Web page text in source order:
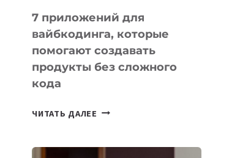
7 приложений для
вайбкодинга, которые
помогают создавать
продукты без сложного
кода
ЧИТАТЬ ДАЛЕЕ